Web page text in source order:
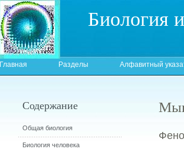
Биология
Главная Разделы Алфавитный
Содержание
Общая биология
Биология человека